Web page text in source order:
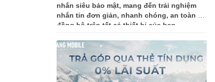
nhắn siêu bảo mật, mang đến trải nghiệm
nhắn tin đơn giản, nhanh chóng, an toàn và
đồng bộ trên tất cả thiết bị của bạn.